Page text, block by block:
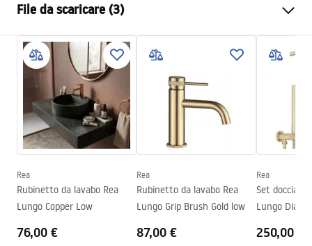
Metodo di installazione
Colore
Oro
Tipo di bocca
Fissa
Materiale
Ottone
Gamma beccuccio
mm
Altezza
Tecnologia del rivestimento
PVD
Diametro di connessione
Garanzia
5 anni
File da scaricare (3)
Condizioni di garanzia
Warranty_Terms_and_Conditions_Faucets_-_5.pdf
Istruzioni di montaggio
faucet.pdf
Informazioni sulla sicurezza
Rea
Rubinetto da lavabo Rea
Lungo Copper Low
76,00 €
Rea
Rubinetto da lavabo Rea
Lungo Grip Brush Gold low
87,00 €
Rea
Set doccia
Lungo
250,00 €